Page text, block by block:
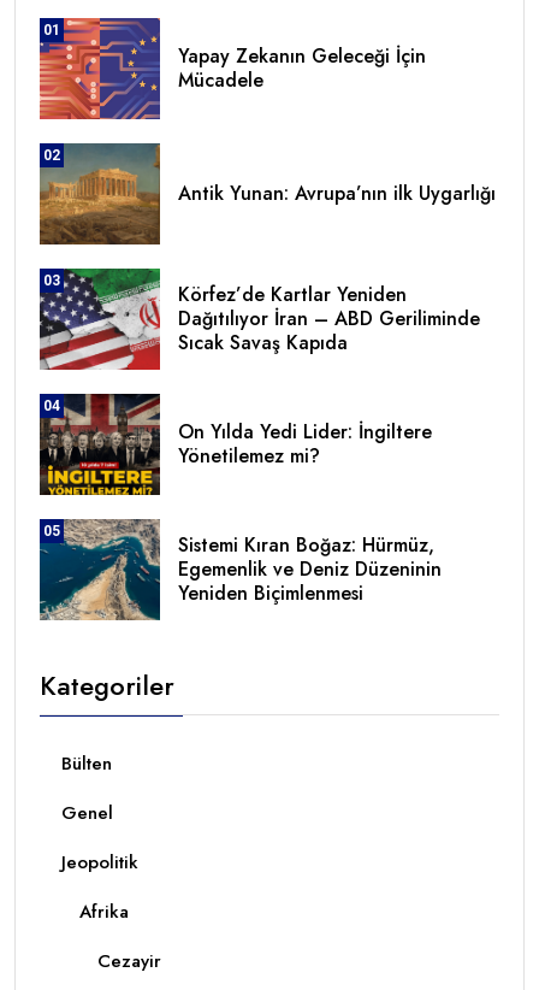
01
Yapay Zekanın Geleceği İçin
Mücadele
02
Antik Yunan: Avrupa’nın ilk Uygarlığı
03
Körfez’de Kartlar Yeniden
Dağıtılıyor İran – ABD Geriliminde
Sıcak Savaş Kapıda
04
On Yılda Yedi Lider: İngiltere
Yönetilemez mi?
05
Sistemi Kıran Boğaz: Hürmüz,
Egemenlik ve Deniz Düzeninin
Yeniden Biçimlenmesi
Kategoriler
Bülten
Genel
Jeopolitik
Afrika
Cezayir